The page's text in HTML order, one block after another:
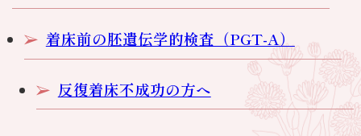
着床前の胚遺伝学的検査（PGT-A）
反復着床不成功の方へ